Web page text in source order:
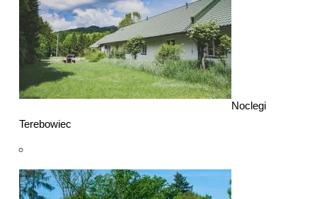
Noclegi
Terebowiec